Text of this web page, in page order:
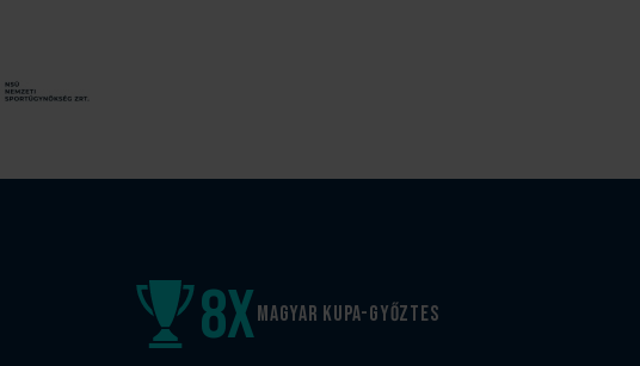
Magyar kupa-győztes
8x